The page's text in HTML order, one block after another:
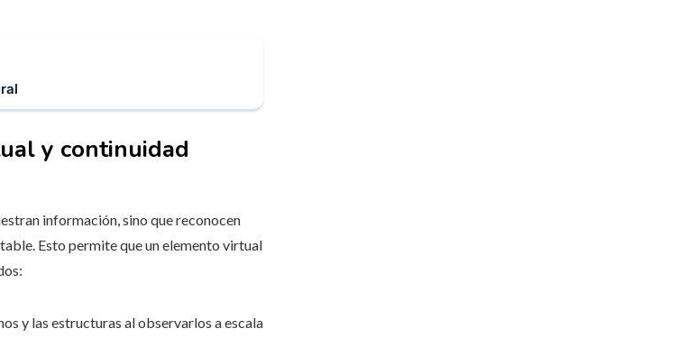
y continuidad
información, sino que reconocen
Esto permite que un elemento virtual
y las estructuras al observarlos a escala